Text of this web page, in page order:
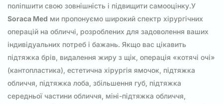
поліпшити свою зовнішність і підвищити самооцінку.У
Soraca Med ми пропонуємо широкий спектр хірургічних
операцій на обличчі, розроблених для задоволення ваших
індивідуальних потреб і бажань. Якщо вас цікавить
підтяжка брів, видалення жиру з щік, операція «котячі очі»
(кантопластика), естетична хірургія ямочок, підтяжка
обличчя, підтяжка лоба, збільшення губ, підтяжка
середньої частини обличчя, міні-підтяжка обличчя,